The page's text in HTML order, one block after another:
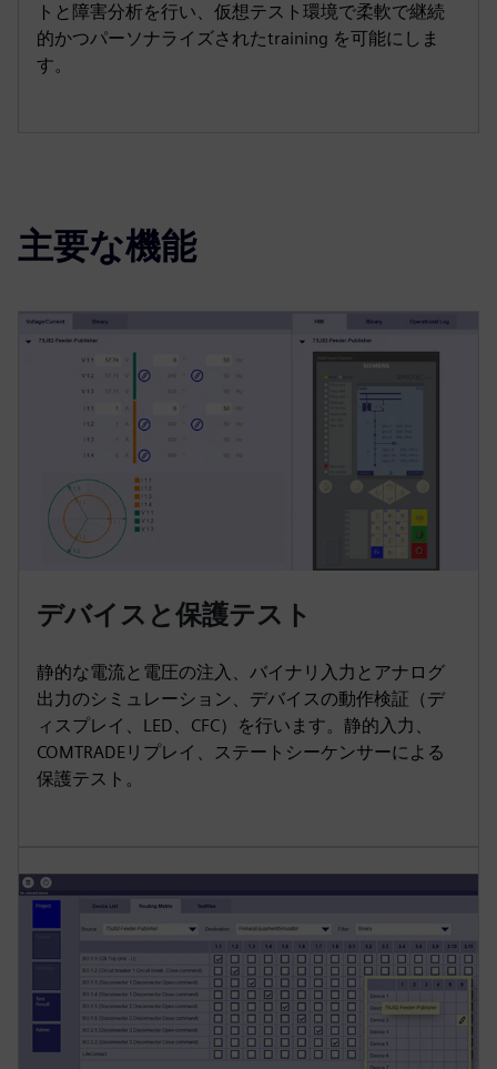
トと障害分析を行い、仮想テスト環境で柔軟で継続
的かつパーソナライズされたtraining を可能にしま
す。
主要な機能
デバイスと保護テスト
静的な電流と電圧の注入、バイナリ入力とアナログ
出力のシミュレーション、デバイスの動作検証（デ
ィスプレイ、LED、CFC）を行います。静的入力、
COMTRADEリプレイ、ステートシーケンサーによる
保護テスト。